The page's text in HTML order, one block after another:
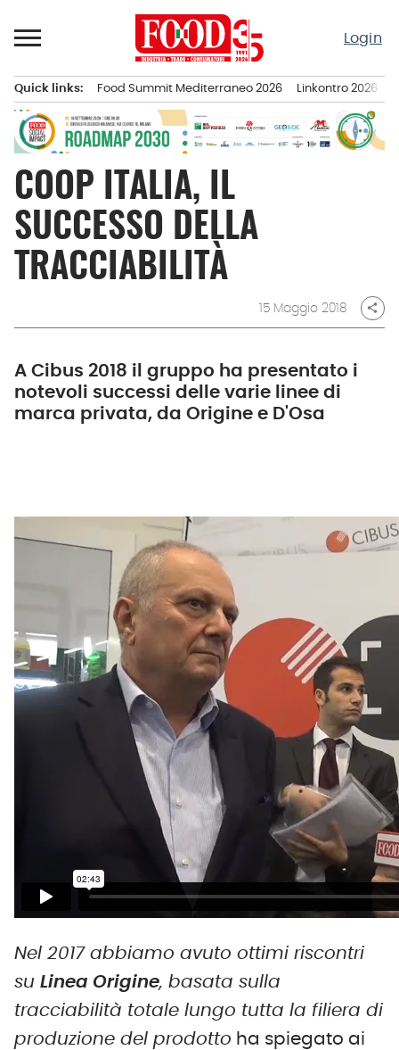
al
Login
principale
Quick links: Food Summit Mediterraneo 2026 Linkontro 2026
COOP ITALIA, IL
SUCCESSO DELLA
TRACCIABILITÀ
15 Maggio 2018 share
A Cibus 2018 il gruppo ha presentato i
notevoli successi delle varie linee di
marca privata, da Origine e D'Osa
Nel 2017 abbiamo avuto ottimi riscontri
su Linea Origine, basata sulla
tracciabilità totale lungo tutta la filiera di
produzione del prodotto ha spiegato ai